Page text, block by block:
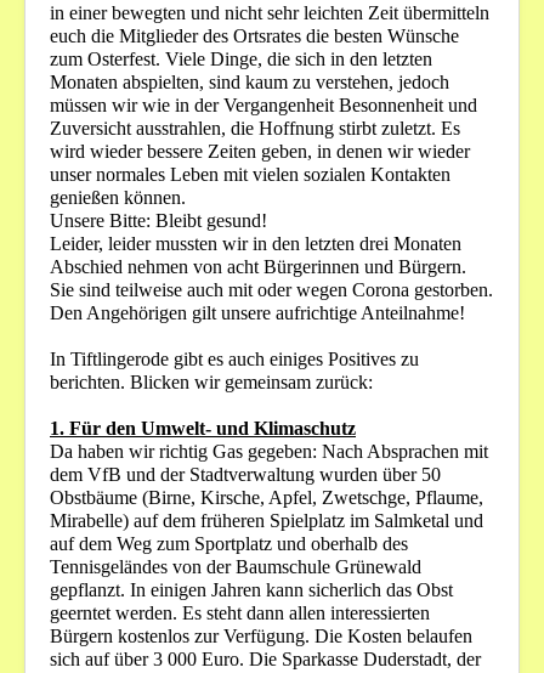
in einer bewegten und nicht sehr leichten Zeit übermitteln
euch die Mitglieder des Ortsrates die besten Wünsche
zum Osterfest. Viele Dinge, die sich in den letzten
Monaten abspielten, sind kaum zu verstehen, jedoch
müssen wir wie in der Vergangenheit Besonnenheit und
Zuversicht ausstrahlen, die Hoffnung stirbt zuletzt. Es
wird wieder bessere Zeiten geben, in denen wir wieder
unser normales Leben mit vielen sozialen Kontakten
genießen können.
Unsere Bitte: Bleibt gesund!
Leider, leider mussten wir in den letzten drei Monaten
Abschied nehmen von acht Bürgerinnen und Bürgern.
Sie sind teilweise auch mit oder wegen Corona gestorben.
Den Angehörigen gilt unsere aufrichtige Anteilnahme!
In Tiftlingerode gibt es auch einiges Positives zu
berichten. Blicken wir gemeinsam zurück:
1. Für den Umwelt- und Klimaschutz
Da haben wir richtig Gas gegeben: Nach Absprachen mit
dem VfB und der Stadtverwaltung wurden über 50
Obstbäume (Birne, Kirsche, Apfel, Zwetschge, Pflaume,
Mirabelle) auf dem früheren Spielplatz im Salmketal und
auf dem Weg zum Sportplatz und oberhalb des
Tennisgeländes von der Baumschule Grünewald
gepflanzt. In einigen Jahren kann sicherlich das Obst
geerntet werden. Es steht dann allen interessierten
Bürgern kostenlos zur Verfügung. Die Kosten belaufen
sich auf über 3 000 Euro. Die Sparkasse Duderstadt, der